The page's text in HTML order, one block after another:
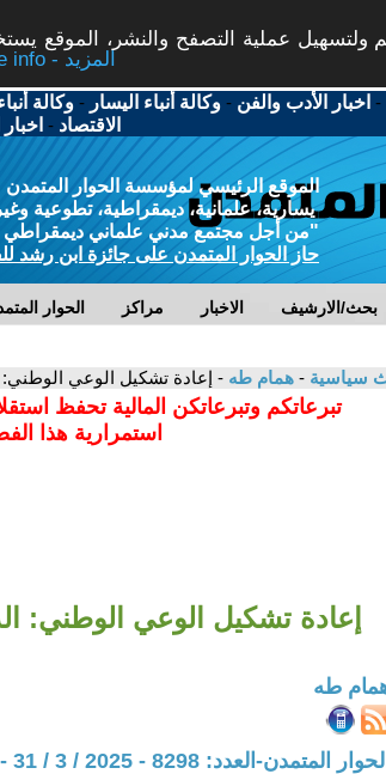
ولتسهيل عملية التصفح والنشر، الموقع
More info - المزيد
- اخبار الأدب والفن -وكالة أنباء اليسار -وكالة
الاقتصاد -
الموقع الرئيسي لمؤسسة الحوار المتمدن
يسارية، علمانية، ديمقراطية، تطوعية
"من أجل مجتمع مدني علماني ديمقراطي
حاز الحوار المتمدن على جائزة ابن رشد
الحوار مراكز الاخبار بحث/الارشيف
سياسية - همام طه - إعادة تشكيل الوعي الوطني:
تبرعاتكم وتبرعاتكن المالية تحفظ
استمرارية هذا
إعادة تشكيل الوعي الوطني:
طه
الحوار المتمدن-العدد: 8298 - 2025 / 3 / 31 - 13:33